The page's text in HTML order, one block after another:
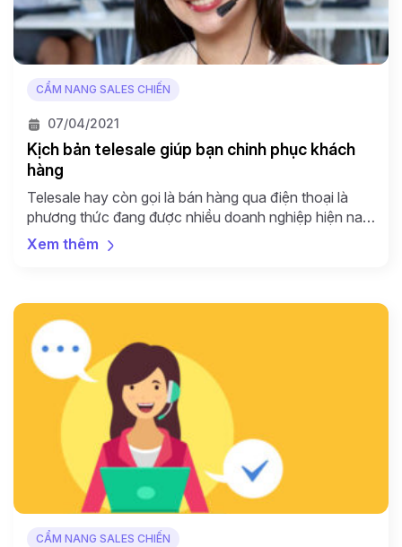
CẨM NANG SALES CHIẾN
07/04/2021
Kịch bản telesale giúp bạn chinh phục khách
hàng
Telesale hay còn gọi là bán hàng qua điện thoại là
phương thức đang được nhiều doanh nghiệp hiện nay
áp dụng để tiếp cận khách hàng và giới thiệu, chào
bán sản phẩm của mình đến tay khách hàng. Tuy
Xem thêm
CẨM NANG SALES CHIẾN